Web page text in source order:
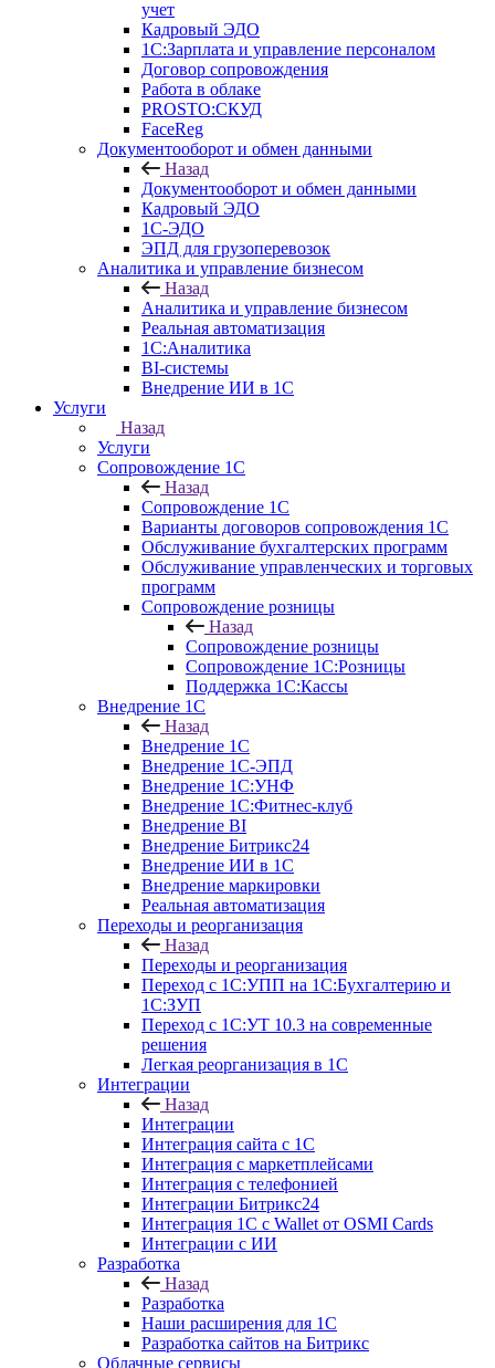
учет
Кадровый ЭДО
1С:Зарплата и управление персоналом
Договор сопровождения
Работа в облаке
PROSTO:СКУД
FaceReg
Документооборот и обмен данными
Назад
Документооборот и обмен данными
Кадровый ЭДО
1С-ЭДО
ЭПД для грузоперевозок
Аналитика и управление бизнесом
Назад
Аналитика и управление бизнесом
Реальная автоматизация
1С:Аналитика
BI-системы
Внедрение ИИ в 1С
Услуги
Назад
Услуги
Сопровождение 1С
Назад
Сопровождение 1С
Варианты договоров сопровождения 1С
Обслуживание бухгалтерских программ
Обслуживание управленческих и торговых
программ
Сопровождение розницы
Назад
Сопровождение розницы
Сопровождение 1С:Розницы
Поддержка 1С:Кассы
Внедрение 1С
Назад
Внедрение 1С
Внедрение 1С-ЭПД
Внедрение 1С:УНФ
Внедрение 1С:Фитнес-клуб
Внедрение BI
Внедрение Битрикс24
Внедрение ИИ в 1С
Внедрение маркировки
Реальная автоматизация
Переходы и реорганизация
Назад
Переходы и реорганизация
Переход с 1С:УПП на 1С:Бухгалтерию и
1С:ЗУП
Переход с 1С:УТ 10.3 на современные
решения
Легкая реорганизация в 1С
Интеграции
Назад
Интеграции
Интеграция сайта с 1С
Интеграция с маркетплейсами
Интеграция с телефонией
Интеграции Битрикс24
Интеграция 1С с Wallet от OSMI Cards
Интеграции с ИИ
Разработка
Назад
Разработка
Наши расширения для 1С
Разработка сайтов на Битрикс
Облачные сервисы